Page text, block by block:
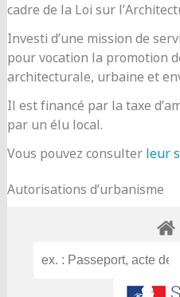
cadre de la Loi sur
Investi d’une mission de
pour vocation la promotion
architecturale, urbaine et
Il est financé par la taxe
par un élu local.
Vous pouvez consulter leur
Autorisations d’urbanisme